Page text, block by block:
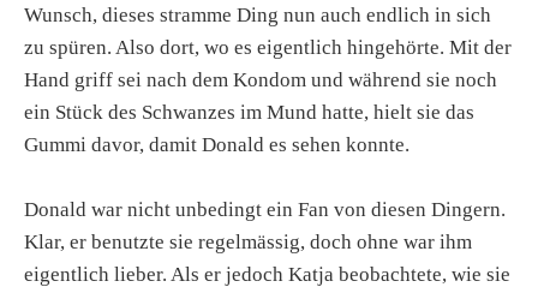
Wunsch, dieses stramme Ding nun auch endlich in sich
zu spüren. Also dort, wo es eigentlich hingehörte. Mit der
Hand griff sei nach dem Kondom und während sie noch
ein Stück des Schwanzes im Mund hatte, hielt sie das
Gummi davor, damit Donald es sehen konnte.
Donald war nicht unbedingt ein Fan von diesen Dingern.
Klar, er benutzte sie regelmässig, doch ohne war ihm
eigentlich lieber. Als er jedoch Katja beobachtete, wie sie